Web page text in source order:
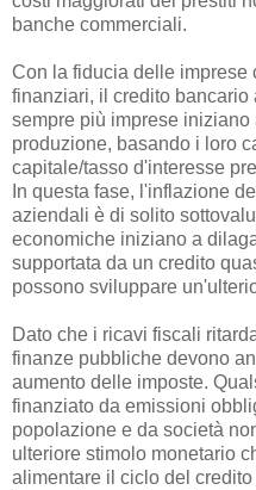
banche commerciali.
Con la fiducia delle imprese
finanziari, il credito bancario
sempre più imprese
produzione, basando i loro
capitale/tasso d'interesse
In questa fase, l'inflazione
aziendali è di solito
economiche iniziano a
supportata da un credito
possono sviluppare
Dato che i ricavi fiscali
finanze pubbliche devono
aumento delle imposte.
finanziato da emissioni
popolazione e da società
ulteriore stimolo monetario
alimentare il ciclo del